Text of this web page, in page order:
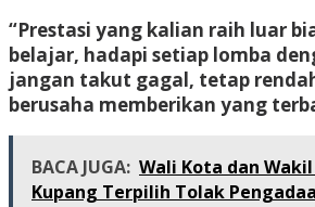
“Prestasi yang kalian raih luar
belajar, hadapi setiap lomba
jangan takut gagal, tetap
berusaha memberikan yang
BACA JUGA: Wali Kota dan
Kupang Terpilih Tolak